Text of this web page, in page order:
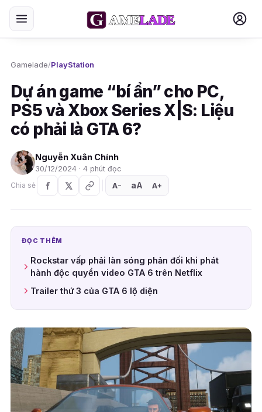
Gamelade/PlayStation
Dự án game “bí ẩn” cho PC,
PS5 và Xbox Series X|S: Liệu
có phải là GTA 6?
Nguyễn Xuân Chính
30/12/2024 · 4 phút đọc
Chia sẻ
A− aA A+
ĐỌC THÊM
Rockstar vấp phải làn sóng phản đối khi phát
hành độc quyền video GTA 6 trên Netflix
Trailer thứ 3 của GTA 6 lộ diện